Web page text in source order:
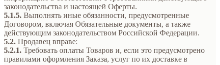
законодательства и настоящей Оферты.
5.1.5. Выполнять иные обязанности, предусмотренные
Договором, включая Обязательные документы, а также
действующим законодательством Российской Федерации.
5.2. Продавец вправе:
5.2.1. Требовать оплаты Товаров и, если это предусмотрено
правилами оформления Заказа, услуг по их доставке в